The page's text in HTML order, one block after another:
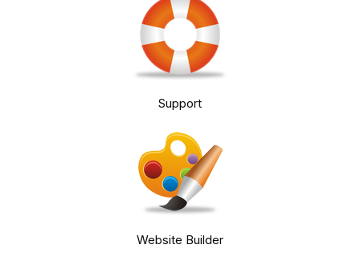
Support
Website Builder